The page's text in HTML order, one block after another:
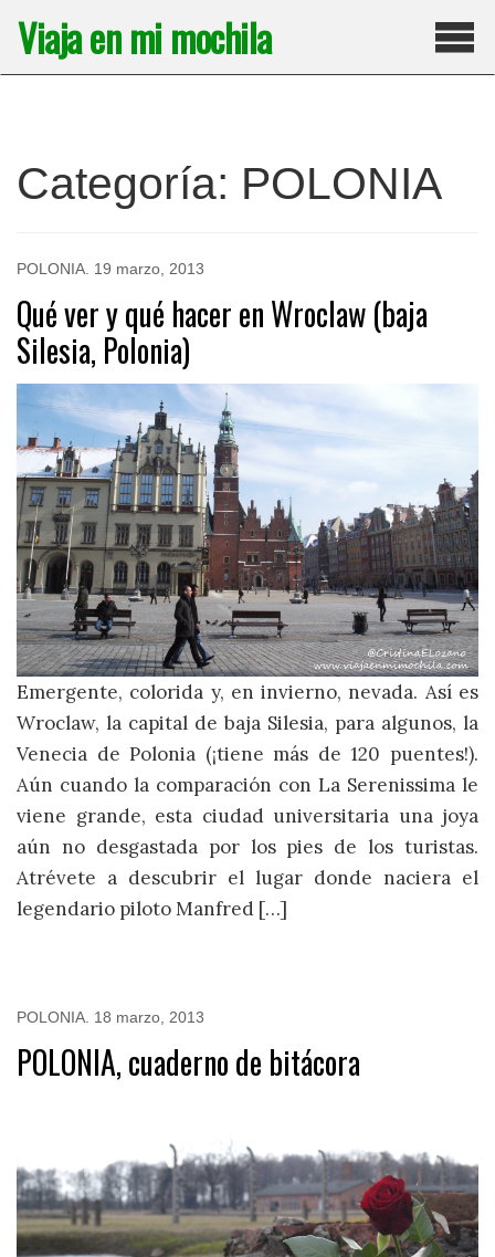
contenido
Viaja en mi mochila
Categoría: POLONIA
POLONIA 19 marzo, 2013
Qué ver y qué hacer en Wroclaw (baja
Silesia, Polonia)
Emergente, colorida y, en invierno, nevada. Así es
Wroclaw, la capital de baja Silesia, para algunos, la
Venecia de Polonia (¡tiene más de 120 puentes!).
Aún cuando la comparación con La Serenissima le
viene grande, esta ciudad universitaria una joya
aún no desgastada por los pies de los turistas.
Atrévete a descubrir el lugar donde naciera el
legendario piloto Manfred […]
POLONIA 18 marzo, 2013
POLONIA, cuaderno de bitácora